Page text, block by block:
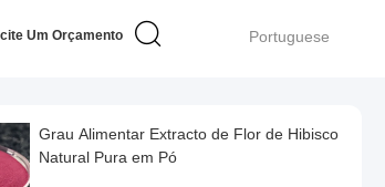
Portuguese
Um Orçamento
Grau Alimentar Extracto de Flor de Hibisco
Natural Pura em Pó